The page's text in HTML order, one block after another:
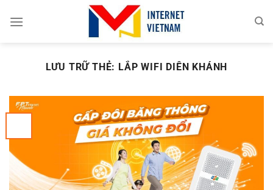
đến
LƯU TRỮ THẺ: LẮP WIFI DIÊN KHÁNH